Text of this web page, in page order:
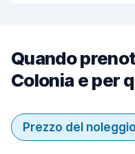
Quando
Colonia e per
Prezzo del noleggio